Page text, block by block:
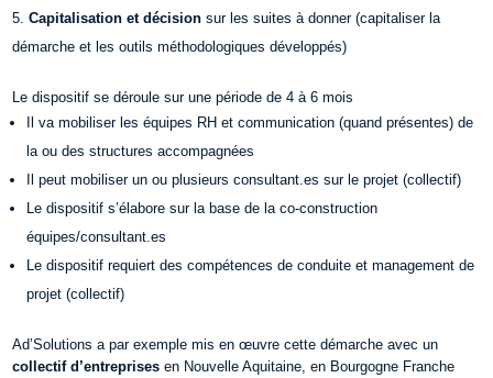
Capitalisation et décision sur les suites à donner (capitaliser la
démarche et les outils méthodologiques développés)
Le dispositif se déroule sur une période de 4 à 6 mois
Il va mobiliser les équipes RH et communication (quand présentes) de
la ou des structures accompagnées
Il peut mobiliser un ou plusieurs consultant.es sur le projet (collectif)
Le dispositif s’élabore sur la base de la co-construction
équipes/consultant.es
Le dispositif requiert des compétences de conduite et management de
projet (collectif)
Ad’Solutions a par exemple mis en œuvre cette démarche avec un
collectif d’entreprises en Nouvelle Aquitaine, en Bourgogne Franche